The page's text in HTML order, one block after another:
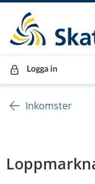
Till innehåll
Till navigationen
Till chattrobot
Logga in
Inkomster